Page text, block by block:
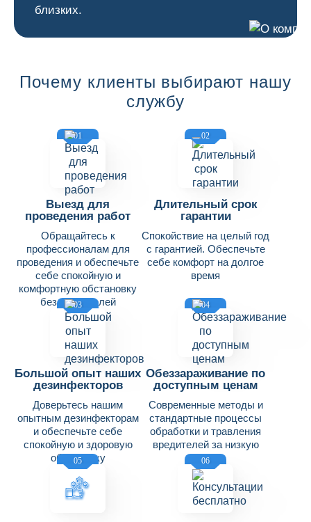
близких.
Почему клиенты выбирают нашу
службу
01
Выезд для
проведения работ
Обращайтесь к
профессионалам для
проведения и обеспечьте
себе спокойную и
комфортную обстановку
без вредителей
02
Длительный срок
гарантии
Спокойствие на целый год
с гарантией. Обеспечьте
себе комфорт на долгое
время
03
Большой опыт наших
дезинфекторов
Доверьтесь нашим
опытным дезинфекторам
и обеспечьте себе
спокойную и здоровую
обстановку
04
Обеззараживание по
доступным ценам
Современные методы и
стандартные процессы
обработки и травления
вредителей за низкую
цену
05 06